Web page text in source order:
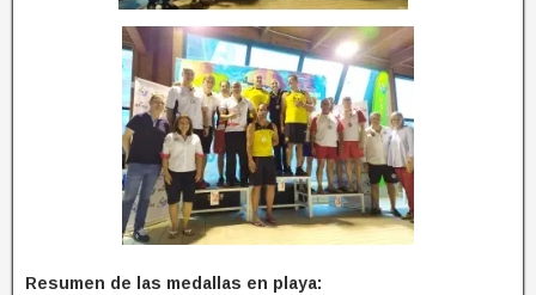
Resumen de las medallas en playa: